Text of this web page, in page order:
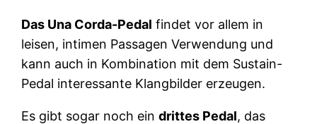
Das Una Corda-Pedal findet vor allem in
leisen, intimen Passagen Verwendung und
kann auch in Kombination mit dem Sustain-
Pedal interessante Klangbilder erzeugen.
Es gibt sogar noch eindrittes Pedal, das